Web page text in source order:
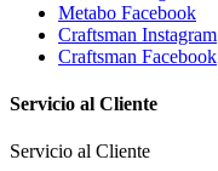
Metabo Facebook
Craftsman Instagram
Craftsman Facebook
Servicio al Cliente
Servicio al Cliente